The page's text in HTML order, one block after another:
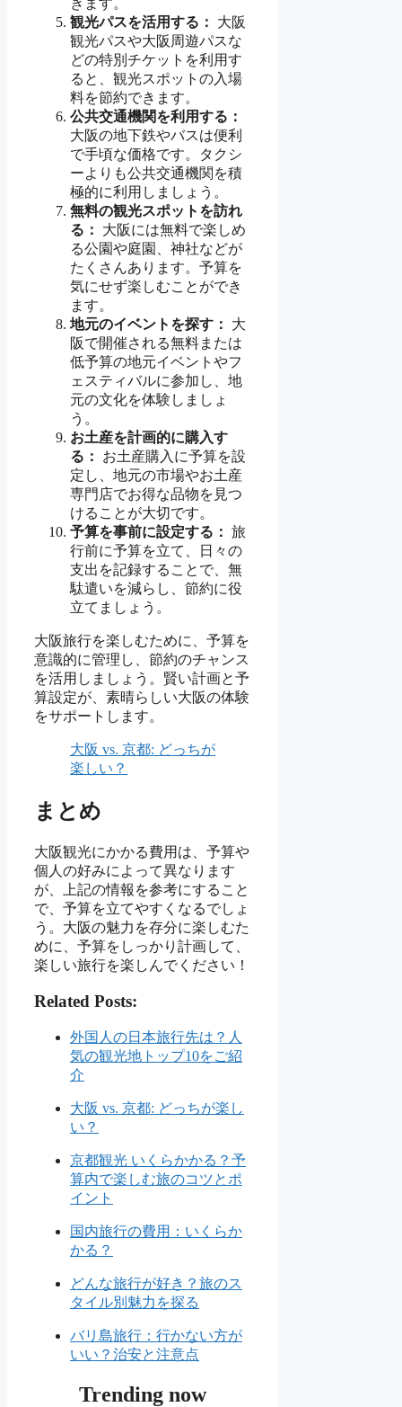
観光パスを活用する：
大阪
観光パスや大阪周遊パスな
どの特別チケットを利用す
ると、観光スポットの入場
料を節約できます。
公共交通機関を利用する：
大阪の地下鉄やバスは便利
で手頃な価格です。タクシ
ーよりも公共交通機関を積
極的に利用しましょう。
無料の観光スポットを訪れ
る：
大阪には無料で楽しめ
る公園や庭園、神社などが
たくさんあります。予算を
気にせず楽しむことができ
ます。
地元のイベントを探す：
大
阪で開催される無料または
低予算の地元イベントやフ
ェスティバルに参加し、地
元の文化を体験しましょ
う。
お土産を計画的に購入す
る：
お土産購入に予算を設
定し、地元の市場やお土産
専門店でお得な品物を見つ
けることが大切です。
予算を事前に設定する： 旅
行前に予算を立て、日々の
支出を記録することで、無
駄遣いを減らし、節約に役
立てましょう。
大阪旅行を楽しむために、予算を
意識的に管理し、節約のチャンス
を活用しましょう。賢い計画と予
算設定が、素晴らしい大阪の体験
をサポートします。
大阪 vs. 京都: どっちが
楽しい？
まとめ
大阪観光にかかる費用は、予算や
個人の好みによって異なります
が、上記の情報を参考にすること
で、予算を立てやすくなるでしょ
う。大阪の魅力を存分に楽しむた
めに、予算をしっかり計画して、
楽しい旅行を楽しんでください！
Related Posts:
外国人の日本旅行先は？人
気の観光地トップ10をご紹
介
大阪 vs. 京都: どっちが楽し
い？
京都観光 いくらかかる？予
算内で楽しむ旅のコツとポ
イント
国内旅行の費用：いくらか
かる？
どんな旅行が好き？旅のス
タイル別魅力を探る
バリ島旅行：行かない方が
いい？治安と注意点
Trending now